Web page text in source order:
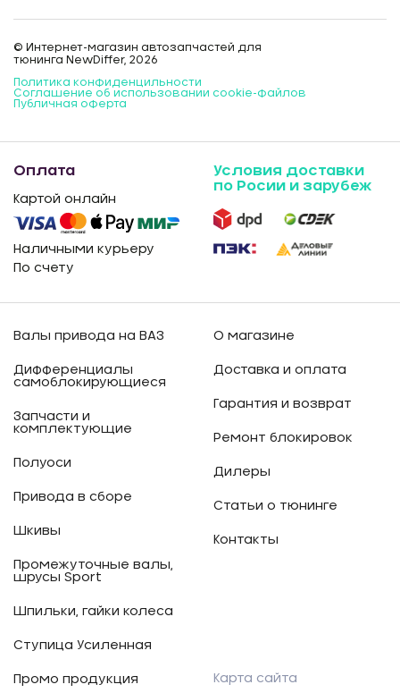
© Интернет-магазин автозапчастей для
тюнинга NewDiffer, 2026
Политика конфиденцильности
Соглашение об использовании cookie-файлов
Публичная оферта
Оплата
Картой онлайн
Наличными курьеру
По счету
Условия доставки
по Росии и зарубеж
Валы привода на ВАЗ
Дифференциалы
самоблокирующиеся
Запчасти и
комплектующие
Полуоси
Привода в сборе
Шкивы
Промежуточные валы,
шрусы Sport
Шпильки, гайки колеса
Ступица Усиленная
Промо продукция
О магазине
Доставка и оплата
Гарантия и возврат
Ремонт блокировок
Дилеры
Статьи о тюнинге
Контакты
Карта сайта